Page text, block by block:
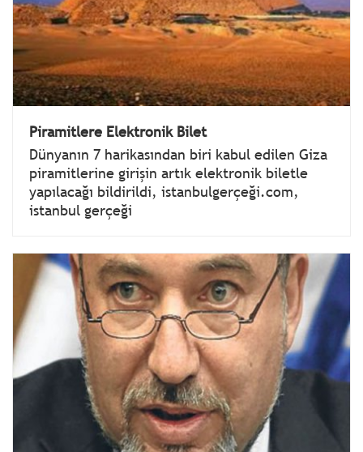
Piramitlere Elektronik Bilet
Dünyanın 7 harikasından biri kabul edilen Giza
piramitlerine girişin artık elektronik biletle
yapılacağı bildirildi, istanbulgerçeği.com,
istanbul gerçeği